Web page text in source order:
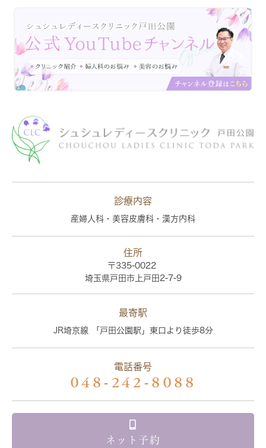
診療内容
産婦人科・美容皮膚科・漢方内科
住所
〒335-0022
埼玉県戸田市上戸田2-7-9
最寄駅
JR埼京線 「戸田公園駅」東口より徒歩8分
電話番号
048-242-8088
ネット予約